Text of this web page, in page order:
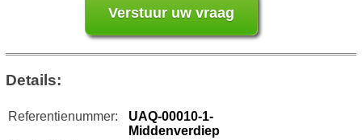
Details:
Referentienummer:
UAQ-00010-1-
Middenverdiep